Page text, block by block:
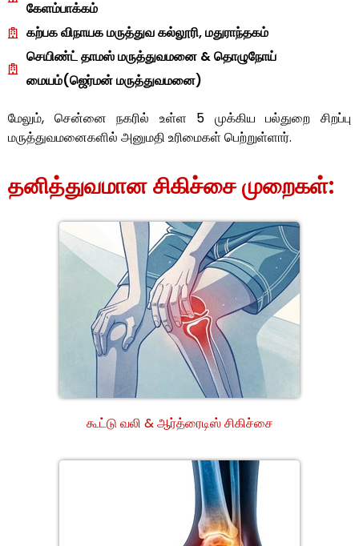
கேளம்பாக்கம்
கற்பக விநாயக மருத்துவ கல்லூரி, மதுராந்தகம்
செயிண்ட் தாமஸ் மருத்துவமனை & தொழுநோய்
மையம்(ஜெர்மன் மருத்துவமனை)
மேலும், சென்னை நகரில் உள்ள 5 முக்கிய பல்துறை சிறப்பு
மருத்துவமனைகளில் அனுமதி உரிமைகள் பெற்றுள்ளார்.
தனித்துவமான சிகிச்சை முறைகள்:
கூட்டு வலி & ஆர்த்ரைடிஸ் சிகிச்சை